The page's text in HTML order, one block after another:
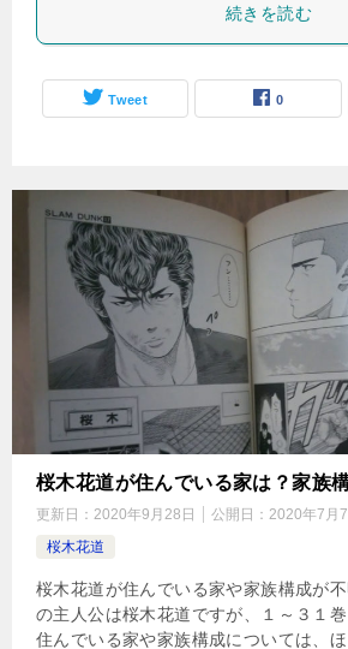
続きを読む
Tweet 0
桜木花道が住んでいる家は？家族
更新日： 2020年9月28日 公開日： 2020年7月7
桜木花道
桜木花道が住んでいる家や家族構成が
の主人公は桜木花道ですが、１～３１
住んでいる家や家族構成については、